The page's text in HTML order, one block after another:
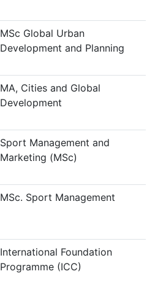
MSc Global Urban
Development and Planning
MA, Cities and Global
Development
Sport Management and
Marketing (MSc)
MSc. Sport Management
International Foundation
Programme (ICC)